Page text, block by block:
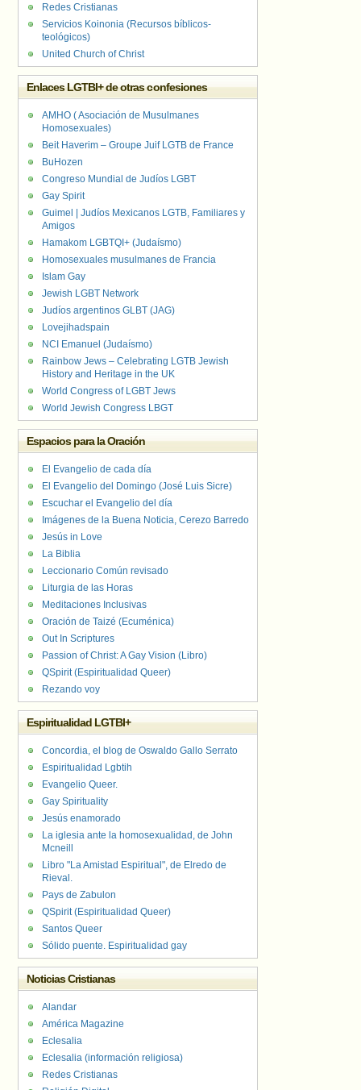
Redes Cristianas
Servicios Koinonia (Recursos bíblicos-
teológicos)
United Church of Christ
Enlaces LGTBI+ de otras confesiones
AMHO ( Asociación de Musulmanes
Homosexuales)
Beit Haverim – Groupe Juif LGTB de France
BuHozen
Congreso Mundial de Judíos LGBT
Gay Spirit
Guimel | Judíos Mexicanos LGTB, Familiares y
Amigos
Hamakom LGBTQI+ (Judaísmo)
Homosexuales musulmanes de Francia
Islam Gay
Jewish LGBT Network
Judíos argentinos GLBT (JAG)
Lovejihadspain
NCI Emanuel (Judaísmo)
Rainbow Jews – Celebrating LGTB Jewish
History and Heritage in the UK
World Congress of LGBT Jews
World Jewish Congress LBGT
Espacios para la Oración
El Evangelio de cada día
El Evangelio del Domingo (José Luis Sicre)
Escuchar el Evangelio del día
Imágenes de la Buena Noticia, Cerezo Barredo
Jesús in Love
La Biblia
Leccionario Común revisado
Liturgia de las Horas
Meditaciones Inclusivas
Oración de Taizé (Ecuménica)
Out In Scriptures
Passion of Christ: A Gay Vision (Libro)
QSpirit (Espiritualidad Queer)
Rezando voy
Espiritualidad LGTBI+
Concordia, el blog de Oswaldo Gallo Serrato
Espiritualidad Lgbtih
Evangelio Queer.
Gay Spirituality
Jesús enamorado
La iglesia ante la homosexualidad, de John
Mcneill
Libro "La Amistad Espiritual", de Elredo de
Rieval.
Pays de Zabulon
QSpirit (Espiritualidad Queer)
Santos Queer
Sólido puente. Espiritualidad gay
Noticias Cristianas
Alandar
América Magazine
Eclesalia
Eclesalia (información religiosa)
Redes Cristianas